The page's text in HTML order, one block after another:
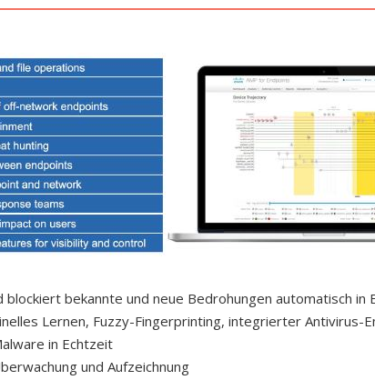
blockiert bekannte und neue Bedrohungen automatisch
Lernen, Fuzzy-Fingerprinting, integrierter Antivirus-
in Echtzeit
und Aufzeichnung